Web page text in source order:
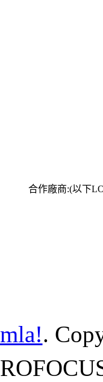
合作廠商:(以下
.